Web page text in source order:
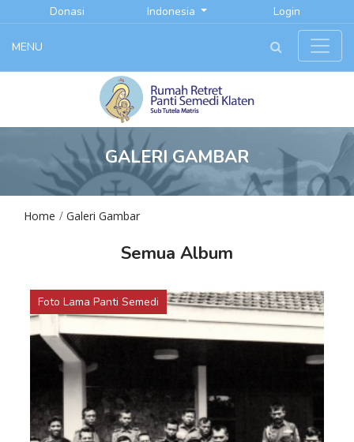
Donasi Indonesia Login
MENU
GALERI GAMBAR
Home Galeri Gambar
Semua Album
Foto Lama Panti Semedi